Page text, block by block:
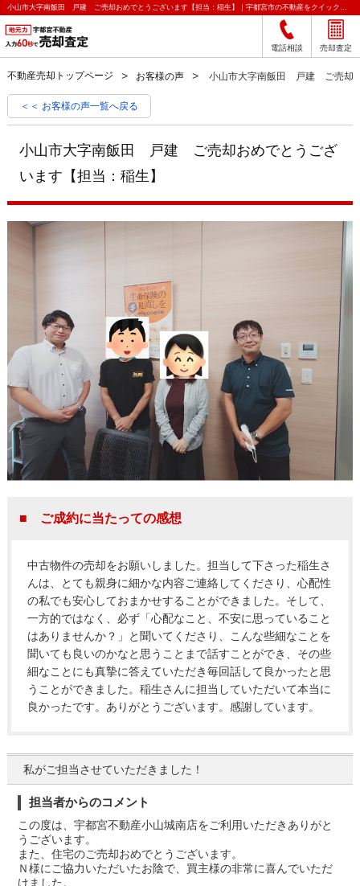
小山市大字南飯田 戸建 ご売却おめでとうございます【担当：稲生】｜宇都宮市の不動産をクイック売却査定｜宇都宮不動産
電話相談 売却査定
不動産売却トップページ お客様の声 小山市大字南飯田 戸建 ご売却
＜＜ お客様の声一覧へ戻る
小山市大字南飯田 戸建 ご売却おめでとうござ
います【担当：稲生】
■ ご成約に当たっての感想
中古物件の売却をお願いしました。担当して下さった稲生さ
んは、とても親身に細かな内容ご連絡してくださり、心配性
の私でも安心しておまかせすることができました。そして、
一方的ではなく、必ず「心配なこと、不安に思っていること
はありませんか？」と聞いてくださり、こんな些細なことを
聞いても良いのかなと思うことまで話すことができ、その些
細なことにも真摯に答えていただき毎回話して良かったと思
うことができました。稲生さんに担当していただいて本当に
良かったです。ありがとうございます。感謝しています。
私がご担当させていただきました！
担当者からのコメント
この度は、宇都宮不動産小山城南店をご利用いただきありがと
うございます。
また、住宅のご売却おめでとうございます。
Ｎ様にご協力いただいたお陰で、買主様の非常に喜んでいただ
けました。